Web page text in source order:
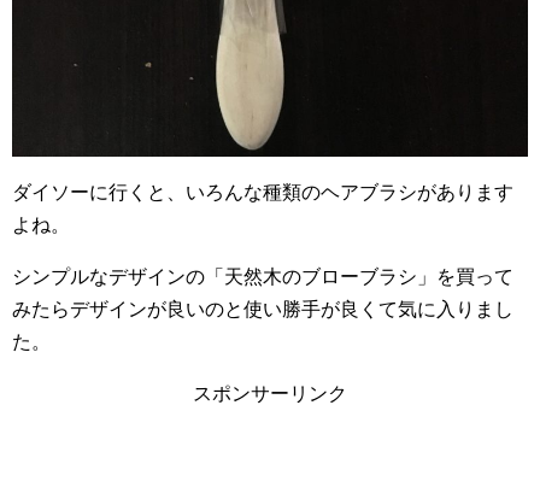
ダイソーに行くと、いろんな種類のヘアブラシがあります
よね。
シンプルなデザインの「天然木のブローブラシ」を買って
みたらデザインが良いのと使い勝手が良くて気に入りまし
た。
スポンサーリンク